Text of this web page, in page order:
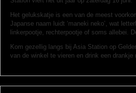
Het gelukskatje is een van de meest
Japanse naam luidt ‘maneki neko’, wat
linkerpootje, rechterpootje of soms allebei.
Kom gezellig langs bij Asia Station op
van de winkel te vieren en drink een drankje